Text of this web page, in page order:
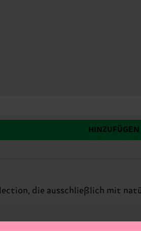
HINZUFÜGEN
die ausschließlich mit